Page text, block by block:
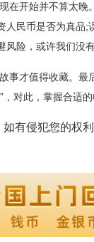
开始并不算太晚
人民币是否为真品
风险，或许我们没
才值得收藏。最
对此，掌握合适
有侵犯您的权